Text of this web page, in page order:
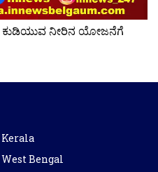
ಕುಡಿಯುವ ನೀರಿನ ಯೋಜನೆಗೆ
Kerala
West Bengal